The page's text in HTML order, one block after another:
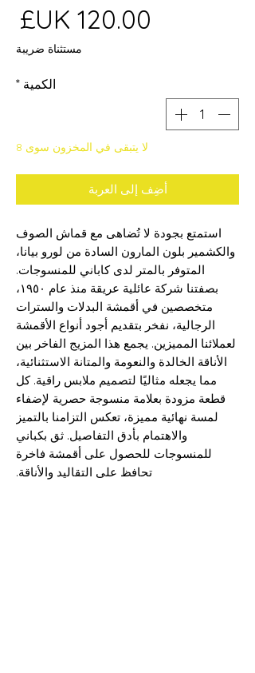
مستثناة ضريبة
الكمية *
لا يتبقى في المخزون سوى 8
أضِف إلى العربة
استمتع بجودة لا تُضاهى مع قماش الصوف
والكشمير بلون المارون السادة من لورو بيانا،
المتوفر بالمتر لدى كاباني للمنسوجات.
بصفتنا شركة عائلية عريقة منذ عام ١٩٥٠،
متخصصين في أقمشة البدلات والسترات
الرجالية، نفخر بتقديم أجود أنواع الأقمشة
لعملائنا المميزين. يجمع هذا المزيج الفاخر بين
الأناقة الخالدة والنعومة والمتانة الاستثنائية،
مما يجعله مثاليًا لتصميم ملابس راقية. كل
قطعة مزودة بعلامة منسوجة حصرية لإضفاء
لمسة نهائية مميزة، تعكس التزامنا بالتميز
والاهتمام بأدق التفاصيل. ثق بكباني
للمنسوجات للحصول على أقمشة فاخرة
تحافظ على التقاليد والأناقة.